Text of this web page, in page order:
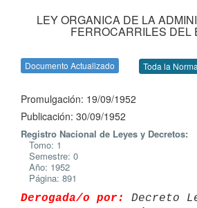
LEY ORGANICA DE LA
FERROCARRILES DEL
Documento Actualizado Toda la Norma
Promulgación: 19/09/1952
Publicación: 30/09/1952
Registro Nacional de Leyes y Decretos:
Tomo: 1
Semestre: 0
Año: 1952
Página: 891
Derogada/o por:
Decreto